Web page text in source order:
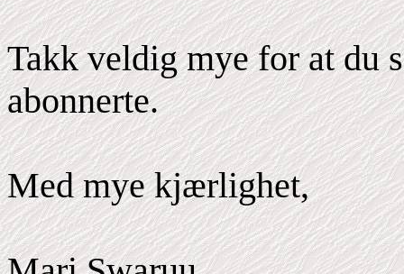
Takk veldig mye for at du
abonnerte.
Med mye kjærlighet,